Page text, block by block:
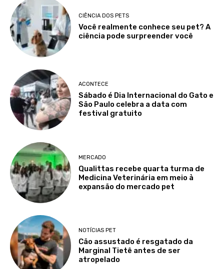
CIÊNCIA DOS PETS
Você realmente conhece seu pet? A
ciência pode surpreender você
ACONTECE
Sábado é Dia Internacional do Gato e
São Paulo celebra a data com
festival gratuito
MERCADO
Qualittas recebe quarta turma de
Medicina Veterinária em meio à
expansão do mercado pet
NOTÍCIAS PET
Cão assustado é resgatado da
Marginal Tietê antes de ser
atropelado